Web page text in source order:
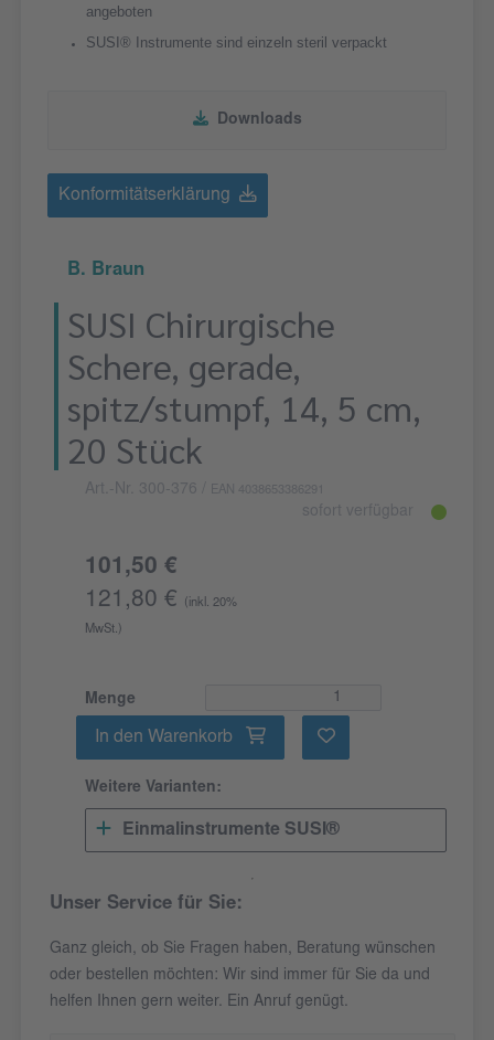
angeboten
SUSI® Instrumente sind einzeln steril verpackt
Downloads
Konformitätserklärung
B. Braun
SUSI Chirurgische
Schere, gerade,
spitz/stumpf, 14, 5 cm,
20 Stück
Art.-Nr. 300-376 EAN 4038653386291
sofort verfügbar
101,50 €
121,80 €
(inkl. 20%
MwSt.)
Menge
In den Warenkorb
Weitere Varianten:
Einmalinstrumente SUSI®
Unser Service für Sie:
Ganz gleich, ob Sie Fragen haben, Beratung wünschen
oder bestellen möchten: Wir sind immer für Sie da und
helfen Ihnen gern weiter. Ein Anruf genügt.